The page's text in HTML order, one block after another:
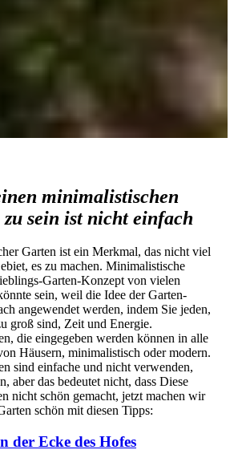
minimalistischen
zu sein ist nicht einfach
Garten ist ein Merkmal, das nicht viel
es zu machen. Minimalistische
Garten-Konzept von vielen
sein, weil die Idee der Garten-
angewendet werden, indem Sie jeden,
groß sind, Zeit und Energie.
die eingegeben werden können in alle
Häusern, minimalistisch oder modern.
sind einfache und nicht verwenden,
aber das bedeutet nicht, dass Diese
nicht schön gemacht, jetzt machen wir
schön mit diesen Tipps:
der Ecke des Hofes